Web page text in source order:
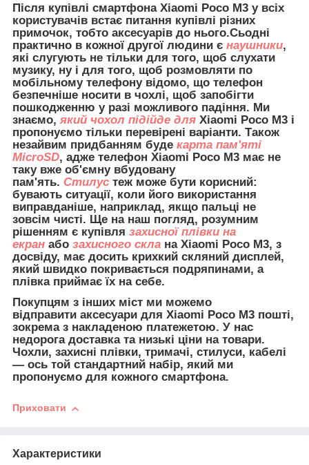
Після купівлі смартфонаXiaomi Poco M3 у всіх
користувачів встає питання купівлі різних
примочок, тобто аксесуарів до нього.Сьодні
практично в кожної другої людини є наушники,
які слугують не тільки для того, щоб слухати
музику, ну і для того, щоб розмовляти по
мобільному телефону відомо, що телефон
безпечніше носити в чохлі, щоб запобігти
пошкодженню у разі можливого падіння. Ми
знаємо, який чохол підійде для Xiaomi Poco M3 і
пропонуємо тільки перевірені варіанти. Також
незайвим придбанням буде карта пам'яті
MicroSD, адже телефон Xiaomi Poco M3 має не
таку вже об'ємну вбудовану
пам'ять. Стилус теж може бути корисний:
бувають ситуації, коли його використання
виправданіше, наприклад, якщо пальці не
зовсім чисті. Ще на наш погляд, розумним
рішенням є купівля захисної плівки на
екран або захисного скла на Xiaomi Poco M3, з
досвіду, має досить крихкий скляний дисплей,
який швидко покривається подряпинами, а
плівка приймає їх на себе.
Покупцям з інших міст ми можемо
відправити аксесуари для Xiaomi Poco M3 пошті,
зокрема з накладеною платежетою. У нас
недорога доставка та низькі ціни на товари.
Чохли, захисні плівки, тримачі, стилуси, кабелі
— ось той стандартний набір, який ми
пропонуємо для кожного смартфона.
Приховати
Характеристики